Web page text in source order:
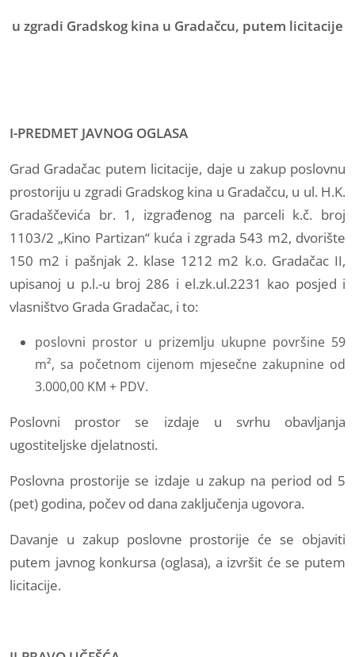
u zgradi Gradskog kina u Gradačcu, putem licitacije
I-PREDMET JAVNOG OGLASA
Grad Gradačac putem licitacije, daje u zakup poslovnu
prostoriju u zgradi Gradskog kina u Gradačcu, u ul. H.K.
Gradaščevića br. 1, izgrađenog na parceli k.č. broj
1103/2 „Kino Partizan“ kuća i zgrada 543 m2, dvorište
150 m2 i pašnjak 2. klase 1212 m2 k.o. Gradačac II,
upisanoj u p.l.-u broj 286 i el.zk.ul.2231 kao posjed i
vlasništvo Grada Gradačac, i to:
poslovni prostor u prizemlju ukupne površine 59
m², sa početnom cijenom mjesečne zakupnine od
3.000,00 KM + PDV.
Poslovni prostor se izdaje u svrhu obavljanja
ugostiteljske djelatnosti.
Poslovna prostorije se izdaje u zakup na period od 5
(pet) godina, počev od dana zaključenja ugovora.
Davanje u zakup poslovne prostorije će se objaviti
putem javnog konkursa (oglasa), a izvršit će se putem
licitacije.